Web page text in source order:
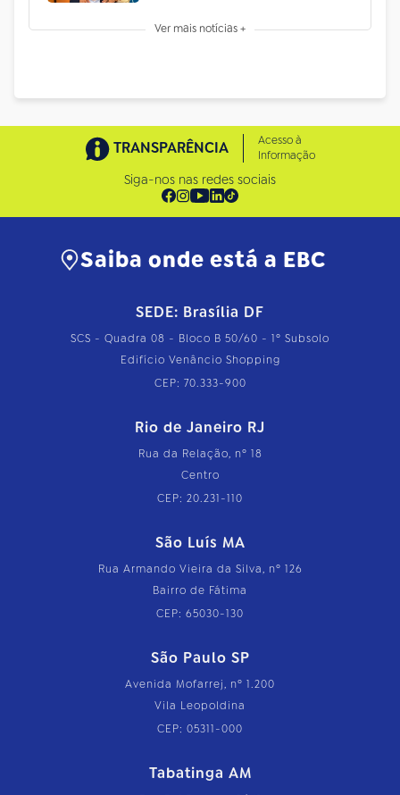
Ver mais notícias +
TRANSPARÊNCIA
Acesso à
Informação
Siga-nos nas redes sociais
Saiba onde está a EBC
SEDE: Brasília DF
SCS - Quadra 08 - Bloco B 50/60 - 1º Subsolo
Edifício Venâncio Shopping
CEP: 70.333-900
Rio de Janeiro RJ
Rua da Relação, nº 18
Centro
CEP: 20.231-110
São Luís MA
Rua Armando Vieira da Silva, nº 126
Bairro de Fátima
CEP: 65030-130
São Paulo SP
Avenida Mofarrej, nº 1.200
Vila Leopoldina
CEP: 05311-000
Tabatinga AM